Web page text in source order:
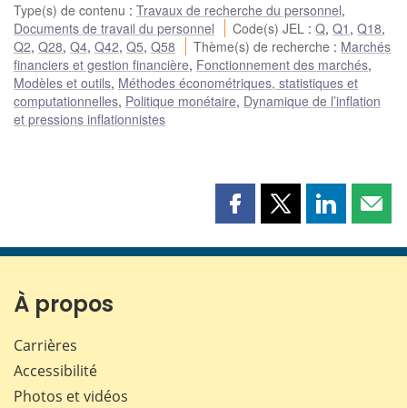
Type(s) de contenu : Travaux de recherche du personnel,
Documents de travail du personnel
Code(s) JEL :Q,Q1 ,Q18,
Q2, Q28, Q4, Q42, Q5, Q58 Thème(s) de recherche : Marchés
financiers et gestion financière, Fonctionnement des marchés,
Modèles et outils, Méthodes économétriques, statistiques et
computationnelles, Politique monétaire, Dynamique de l’inflation
et pressions inflationnistes
Partager
page
Partager
page
Partager
page page
À propos
Carrières
Accessibilité
Photos et vidéos